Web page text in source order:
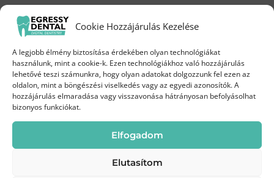
Cookie Hozzájárulás Kezelése
A legjobb élmény biztosítása érdekében olyan technológiákat
használunk, mint a cookie-k. Ezen technológiákhoz való hozzájárulás
lehetővé teszi számunkra, hogy olyan adatokat dolgozzunk fel ezen az
oldalon, mint a böngészési viselkedés vagy az egyedi azonosítók. A
hozzájárulás elmaradása vagy visszavonása hátrányosan befolyásolhat
bizonyos funkciókat.
Elfogadom
Elutasítom
Kapcsolat
Kérjen visszahívást
Rendelőnk nyitva tartási idejében a lehető
legrövidebb időn belül felvesszük Önnel a
kapcsolatot!
Próbáld ki a Biofilm terápiát
Augusztus 3-19.között az Egressy Dentalnál
Most 35 000 Ft
45 000 Fthelyett